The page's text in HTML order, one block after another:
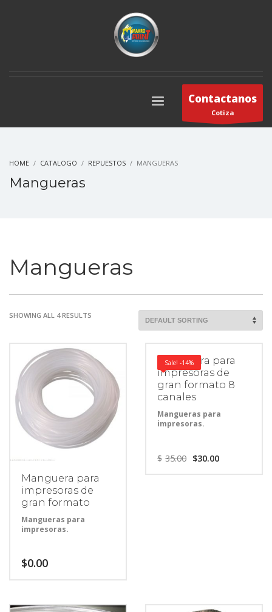
Contactanos
Cotiza
HOME CATALOGO REPUESTOS MANGUERAS
Mangueras
Mangueras
SHOWING ALL 4 RESULTS
Manguera para
impresoras de
gran formato
Mangueras para
impresoras.
$0.00
Sale! -14%
Manguera para
impresoras de
gran formato 8
canales
Mangueras para
impresoras.
$ 35.00 $30.00